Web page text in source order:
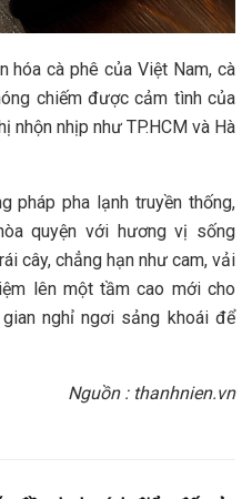
hóa cà phê của Việt Nam, cà
chiếm được cảm tình của
nhộn nhịp như TP.HCM và Hà
pháp pha lạnh truyền thống,
quyện với hương vị sống
cây, chẳng hạn như cam, vải
lên một tầm cao mới cho
nghỉ ngơi sảng khoái để
Nguồn : thanhnien.vn